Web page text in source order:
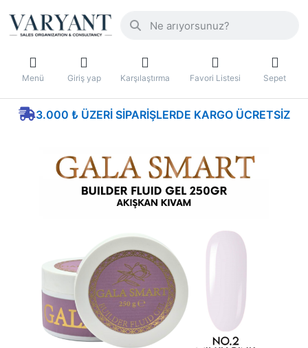
Menü Giriş yap Karşılaştırma Favori Listesi Sepet
3.000 ₺ ÜZERI SIPARIŞLERDE KARGO ÜCRETSIZ